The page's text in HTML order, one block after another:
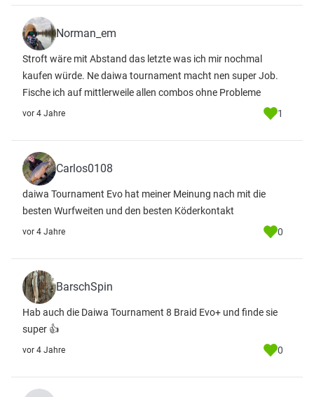
Norman_em
Stroft wäre mit Abstand das letzte was ich mir nochmal
kaufen würde. Ne daiwa tournament macht nen super Job.
Fische ich auf mittlerweile allen combos ohne Probleme
vor 4 Jahre 1
Carlos0108
daiwa Tournament Evo hat meiner Meinung nach mit die
besten Wurfweiten und den besten Köderkontakt
vor 4 Jahre 0
BarschSpin
Hab auch die Daiwa Tournament 8 Braid Evo+ und finde sie
super 👍
vor 4 Jahre 0